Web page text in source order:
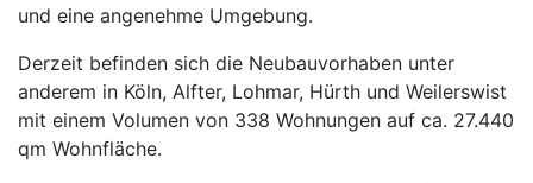
und eine angenehme Umgebung.
Derzeit befinden sich die Neubauvorhaben unter
anderem in Köln, Alfter, Lohmar, Hürth und Weilerswist
mit einem Volumen von 338 Wohnungen auf ca. 27.440
qm Wohnfläche.